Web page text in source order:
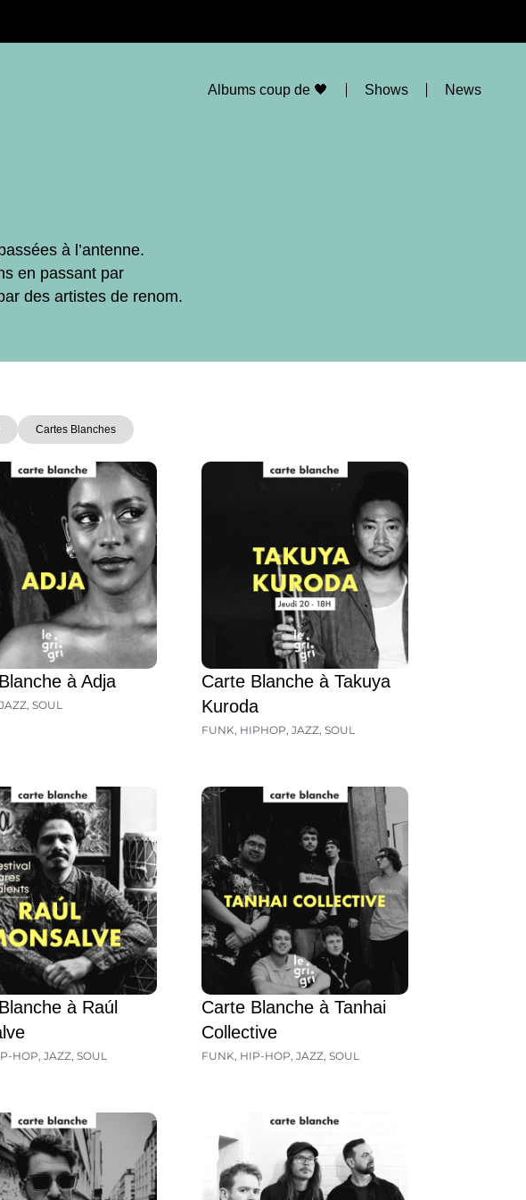
Albums coup de 🖤 Shows News
à l’antenne.
en passant par
des artistes de renom.
Cartes Blanches
à Adja
JAZZ, SOUL
Carte Blanche à Takuya
Kuroda
FUNK, HIPHOP, JAZZ, SOUL
à Raúl
HOP JAZZ SOUL
Carte Blanche à Tanhai
Collective
FUNK HIP-HOP JAZZ SOUL